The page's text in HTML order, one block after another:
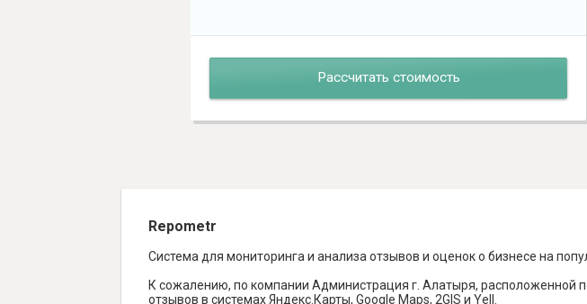
Рассчитать стоимость
Repometr
Система для мониторинга и анализа отзывов и оценок о бизнесе на
К сожалению, по компании Администрация г. Алатыря, расположенной
отзывов в системах Яндекс.Карты, Google Maps, 2GIS и Yell.